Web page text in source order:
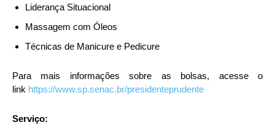
Liderança Situacional
Massagem com Óleos
Técnicas de Manicure e Pedicure
Para mais informações sobre as bolsas, acesse o
link https://www.sp.senac.br/presidenteprudente
Serviço: